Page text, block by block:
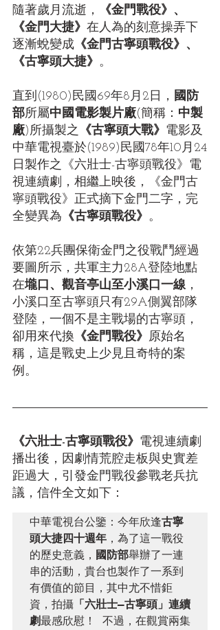
隨著歲月流逝，
《金門戰役》、
《金門大捷》 在人為的刻意操弄下
逐漸蛻變成 《金門古寧頭戰役》、
《古寧頭大捷》 。
直到(1980)民國69年8月2日， 國防
部所屬中國電影製片廠(簡稱： 中製
廠)所攝製之 《古寧頭大戰》 電影及
中華電視臺於(1989)民國78年10月24
日製作之《六壯士-古寧頭戰役》電
視連續劇，相繼上映後，《金門古
寧頭戰役》正式摘下金門二字，完
全變異為 《古寧頭戰役》 。
依第22兵團保衛金門之役戰鬥經過
要圖所示，共軍主力28A登陸地點
在壠口、觀音亭山至小溪口一線，
小溪口至古寧頭只有29A側翼部隊
登陸，一個不是主戰場的古寧頭，
卻用來代換 《金門戰役》 原始名
稱，這是戰史上少見且奇特的案
例。
《六壯士-古寧頭戰役》 電視連續劇
播出後，因劇情荒腔走板與史實差
距過大，引發金門戰役參戰老兵抗
議，信件全文如下：
中華電視台公鑒：今年欣逢古寧
頭大捷四十週年 ，為了這一戰役
的歷史意義， 國防部舉辦了一連
串的活動，貴台也製作了一系到
有價值的節目，其中尤不惜鉅
資，拍攝 「六壯士―古寧頭」連續
劇最感欣慰！ 不過，在觀賞兩集